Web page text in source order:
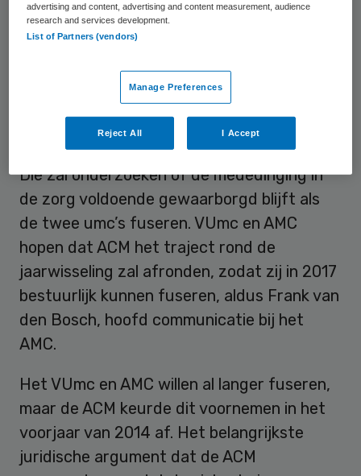
Zodra de NZa heeft besloten of
ondernemingsraden, patiëntenraden en
zorgverzekeraars voldoende in staat zijn
gesteld om een oordeel te geven over de
plannen, stappen VUmc en AMC naar ACM.
Die zal onderzoeken of de mededinging in
de zorg voldoende gewaarborgd blijft als
de twee umc’s fuseren. VUmc en AMC
hopen dat ACM het traject rond de
jaarwisseling zal afronden, zodat zij in 2017
bestuurlijk kunnen fuseren, aldus Frank van
den Bosch, hoofd communicatie bij het
AMC.
Het VUmc en AMC willen al langer fuseren,
maar de ACM keurde dit voornemen in het
voorjaar van 2014 af. Het belangrijkste
juridische argument dat de ACM
advertising and content, advertising and content measurement, audience
research and services development.
List of Partners (vendors)
Manage Preferences
Reject All I Accept